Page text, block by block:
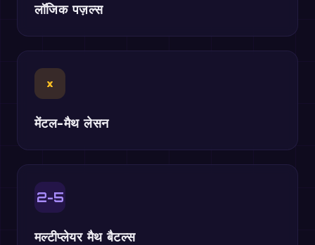
लॉजिक पज़ल्स
×
मेंटल-मैथ लेसन
2-5
मल्टीप्लेयर मैथ बैटल्स